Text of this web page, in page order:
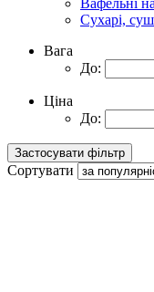
Сухарі,
Вага
До:
Ціна
До:
Сортувати